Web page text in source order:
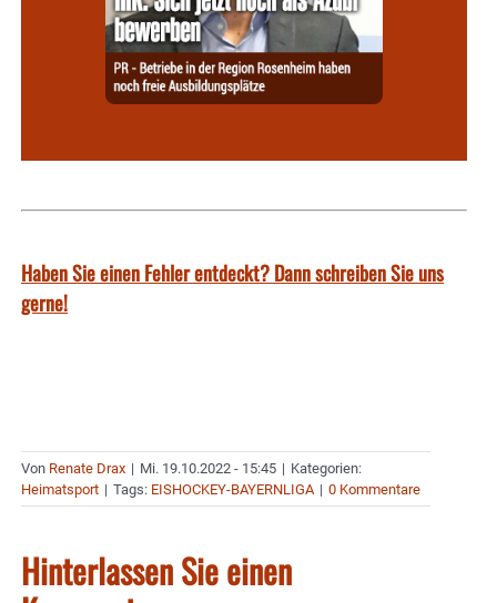
Haben Sie einen Fehler entdeckt? Dann schreiben Sie uns
gerne!
Von Renate Drax | Mi. 19.10.2022 - 15:45 | Kategorien:
Heimatsport | Tags: EISHOCKEY-BAYERNLIGA | 0 Kommentare
Hinterlassen Sie einen